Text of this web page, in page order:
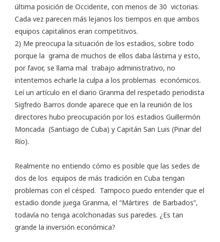
última posición de Occidente, con menos de 30 victorias.
Cada vez parecen más lejanos los tiempos en que ambos
equipos capitalinos eran competitivos.
2) Me preocupa la situación de los estadios, sobre todo
porque la grama de muchos de ellos daba lástima y esto,
por favor, se llama mal trabajo administrativo, no
intentemos echarle la culpa a los problemas económicos.
Leí un artículo en el diario Granma del respetado periodista
Sigfredo Barros donde aparece que en la reunión de los
directores hubo preocupación por los estadios Guillermón
Moncada (Santiago de Cuba) y Capitán San Luis (Pinar del
Río).
Realmente no entiendo cómo es posible que las sedes de
dos de los equipos de más tradición en Cuba tengan
problemas con el césped. Tampoco puedo entender que el
estadio donde juega Granma, el “Mártires de Barbados”,
todavía no tenga acolchonadas sus paredes. ¿Es tan
grande la inversión económica?